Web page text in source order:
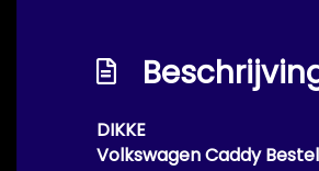
DIKKE
Volkswagen Caddy